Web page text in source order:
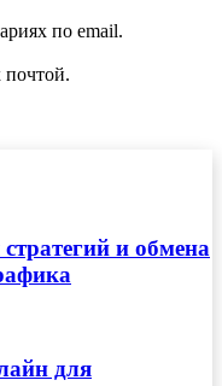
по email.
почтой.
и обмена
для